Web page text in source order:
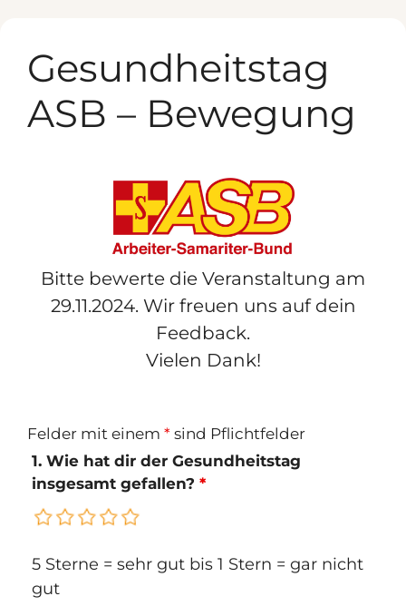
springenGesundheitstag
ASB – Bewegung
Bitte bewerte die Veranstaltung am
29.11.2024. Wir freuen uns auf dein
Feedback.
Vielen Dank!
Felder mit einem * sind Pflichtfelder
1. Wie hat dir der Gesundheitstag
insgesamt gefallen? *
5 Sterne = sehr gut bis 1 Stern = gar nicht
gut